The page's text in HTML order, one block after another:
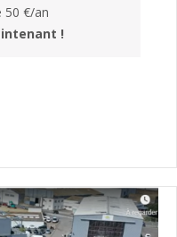
50 €/an
!